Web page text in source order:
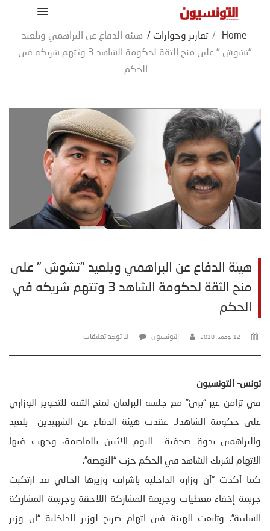
Home
/ تقارير وحوارات / هيئة الدفاع عن البراهمي وبلعيد
"تشوش " على منح الثقة لحكومة الشاهد 3 وتتهم شريكه في
الحكم
هيئة الدفاع عن البراهمي وبلعيد "تشوش " على
منح الثقة لحكومة الشاهد 3 وتتهم شريكه في
الحكم
12 نوفمبر، 2018 التونسيون لا توجد تعليقات
تونس- التونسيون
في تزامن غير “برئ” مع جلسة البرلمان لمنح الثقة للتحوير الوزاري
على حكومة الشاهد3 عقدت هيئة الدفاع عن الشهيدين بلعيد
والبراهمي ندوة صحفية اليوم الاثنين بالعاصمة، وجهت فيها
الاتهام لشريك الشاهد في الحكم حزب “النهضة”.
كما أكدت “أن وزارة الداخلية باشراف وزيرها الحالي قد ارتكبت
جريمة إخفاء معطيات وجريمة المشاركة اللاحقة وجريمة المشاركة
السلبية”. وتابعت الهيئة في اتهام صريح لوزير الداخلية “ان وزير